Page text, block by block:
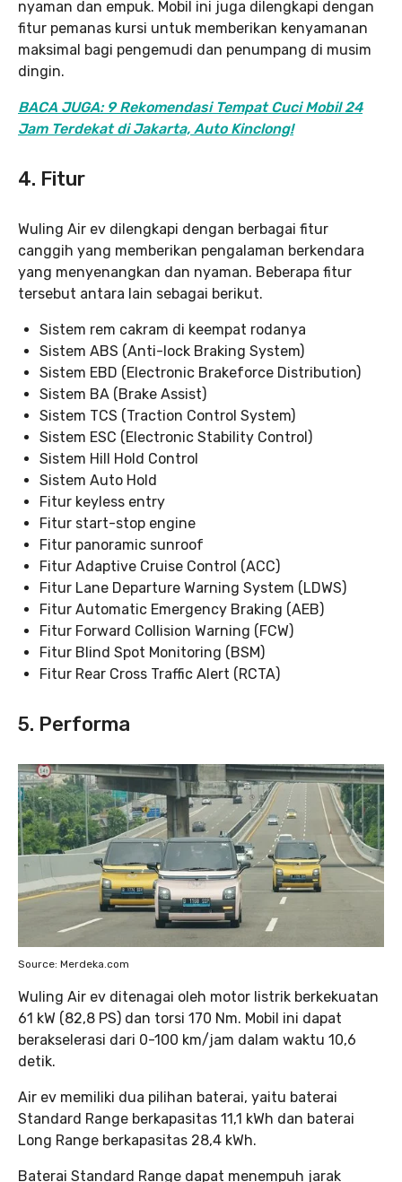
nyaman dan empuk. Mobil ini juga dilengkapi dengan
fitur pemanas kursi untuk memberikan kenyamanan
maksimal bagi pengemudi dan penumpang di musim
dingin.
BACA JUGA: 9 Rekomendasi Tempat Cuci Mobil 24
Jam Terdekat di Jakarta, Auto Kinclong!
4. Fitur
Wuling Air ev dilengkapi dengan berbagai fitur
canggih yang memberikan pengalaman berkendara
yang menyenangkan dan nyaman. Beberapa fitur
tersebut antara lain sebagai berikut.
Sistem rem cakram di keempat rodanya
Sistem ABS (Anti-lock Braking System)
Sistem EBD (Electronic Brakeforce Distribution)
Sistem BA (Brake Assist)
Sistem TCS (Traction Control System)
Sistem ESC (Electronic Stability Control)
Sistem Hill Hold Control
Sistem Auto Hold
Fitur keyless entry
Fitur start-stop engine
Fitur panoramic sunroof
Fitur Adaptive Cruise Control (ACC)
Fitur Lane Departure Warning System (LDWS)
Fitur Automatic Emergency Braking (AEB)
Fitur Forward Collision Warning (FCW)
Fitur Blind Spot Monitoring (BSM)
Fitur Rear Cross Traffic Alert (RCTA)
5. Performa
Source: Merdeka.com
Wuling Air ev ditenagai oleh motor listrik berkekuatan
61 kW (82,8 PS) dan torsi 170 Nm. Mobil ini dapat
berakselerasi dari 0-100 km/jam dalam waktu 10,6
detik.
Air ev memiliki dua pilihan baterai, yaitu baterai
Standard Range berkapasitas 11,1 kWh dan baterai
Long Range berkapasitas 28,4 kWh.
Baterai Standard Range dapat menempuh jarak